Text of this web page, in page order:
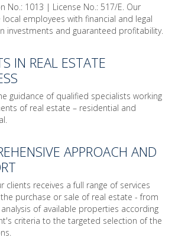
No.: 1013 | License No.: 517/E. Our
local employees with financial and legal
investments and guaranteed profitability.
IN REAL ESTATE
guidance of qualified specialists working
of real estate – residential and
APPROACH AND
clients receives a full range of services
purchase or sale of real estate - from
of available properties according
criteria to the targeted selection of the